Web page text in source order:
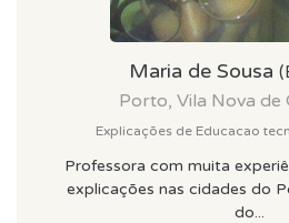
Maria de Sousa
Porto, Vila Nova de
Explicações de Educacao
Professora com muita
explicações nas cidades do
do...